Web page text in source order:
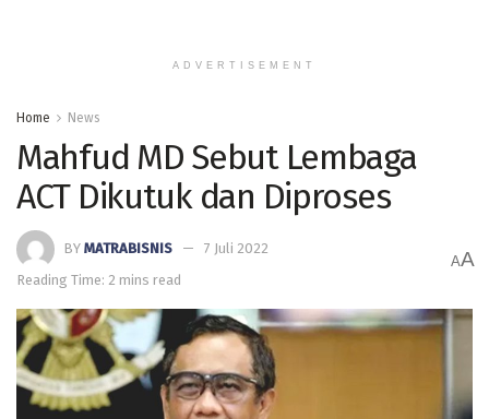
ADVERTISEMENT
Home News
Mahfud MD Sebut Lembaga
ACT Dikutuk dan Diproses
BY MATRABISNIS
7 Juli 2022
Reading Time: 2 mins read
AA